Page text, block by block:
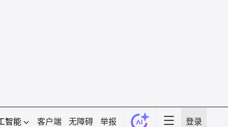
智能 客户端 无障碍 举报 登录